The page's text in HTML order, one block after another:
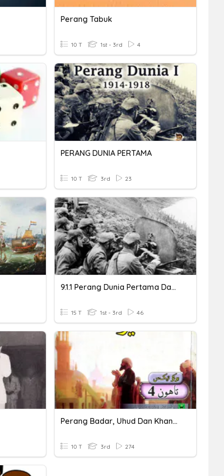
Perang Tabuk
10 T 1st - 3rd 4
PERANG DUNIA PERTAMA
10 T 3rd 23
9.1.1 Perang Dunia Pertama Dan Perang Dunia Kedua
15 T 1st - 3rd 46
Perang Badar, Uhud Dan Khandak
10 T 3rd 274